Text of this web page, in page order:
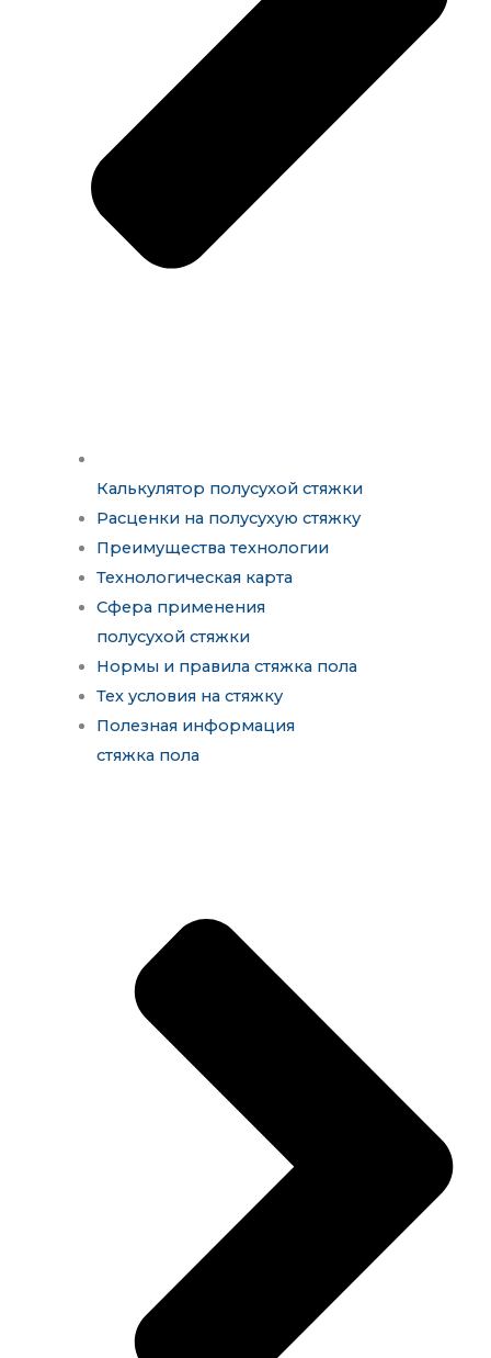
Калькулятор полусухой стяжки
Расценки на полусухую стяжку
Преимущества технологии
Технологическая карта
Сфера применения
полусухой стяжки
Нормы и правила стяжка пола
Тех условия на стяжку
Полезная информация
стяжка пола